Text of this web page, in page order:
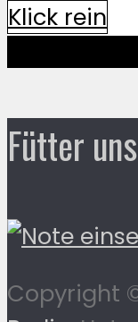
Klick rein
Fütter
Copyright